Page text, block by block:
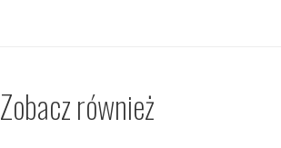
Zobacz również